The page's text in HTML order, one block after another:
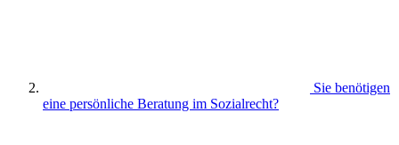
Sie benötigen
eine persönliche Beratung im Sozialrecht?